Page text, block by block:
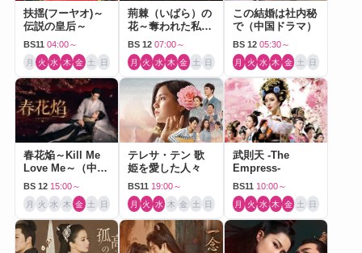
扶揺(フーヤオ)～
伝説の皇后～
BS11 04:00～
月 火 水 木 金 土 日
荊棘（いばら）の
花～奪われた私～
（中国ドラマ）
BS 12 07:00～
月 火 水 木 金 土 日
この結婚は社内秘
で（中国ドラマ）
BS 12 05:30～
月 火 水 木 金 土 日
春花焔～Kill Me
Love Me～（中国
ドラマ）
BS 12 15:00～
月 火 水 木 金 土 日
テレサ・テン 歌
姫を愛した人々
BS11 19:00～
月 火 水 木 金 土 日
武則天 -The
Empress-
BS11 10:00～
月 火 水 木 金 土 日